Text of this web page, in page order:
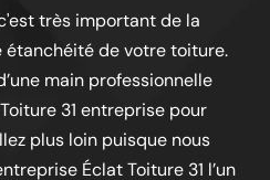
très important de la
de votre toiture.
main professionnelle
31 entreprise pour
plus loin puisque nous
Éclat Toiture 31 l’un